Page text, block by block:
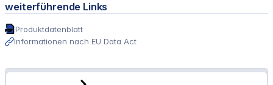
weiterführende Links
Produktdatenblatt
Informationen nach EU Data Act